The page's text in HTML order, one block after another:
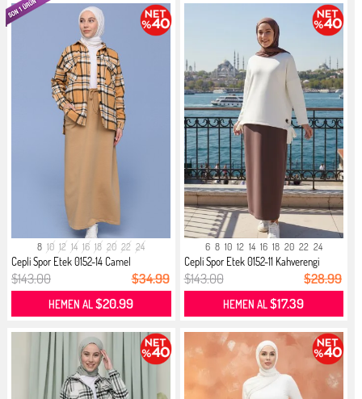
8 10 12 14 16 18 20 22 24
Cepli Spor Etek 0152-14 Camel
$143.00 $34.99
HEMEN AL$20.99
6 8 10 12 14 16 18 20 22 24
Cepli Spor Etek 0152-11 Kahverengi
$143.00 $28.99
HEMEN AL$17.39